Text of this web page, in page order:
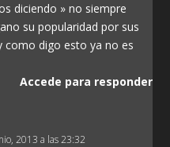
diciendo » no siempre
su popularidad por sus
como digo esto ya no es
Accede para responder
2013 a las 23:32